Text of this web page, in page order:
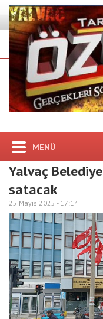
MENÜ
Yalvaç
satacak
25 Mayıs 2025 - 17:14